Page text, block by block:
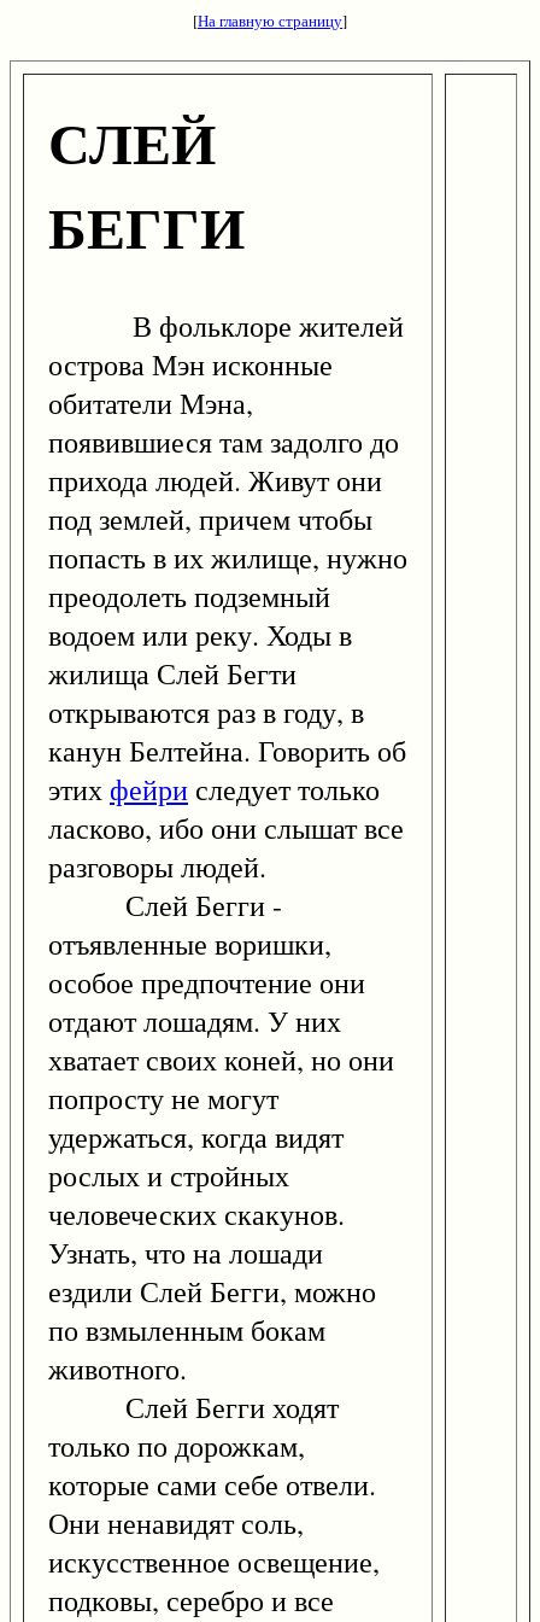
[На главную страницу]
СЛЕЙ
БЕГГИ
В фольклоре жителей
острова Мэн исконные
обитатели Мэна,
появившиеся там задолго до
прихода людей. Живут они
под землей, причем чтобы
попасть в их жилище, нужно
преодолеть подземный
водоем или реку. Ходы в
жилища Слей Бегти
открываются раз в году, в
канун Белтейна. Говорить об
этихфейри следует только
ласково, ибо они слышат все
разговоры людей.
Слей Бегги -
отъявленные воришки,
особое предпочтение они
отдают лошадям. У них
хватает своих коней, но они
попросту не могут
удержаться, когда видят
рослых и стройных
человеческих скакунов.
Узнать, что на лошади
ездили Слей Бегги, можно
по взмыленным бокам
животного.
Слей Бегги ходят
только по дорожкам,
которые сами себе отвели.
Они ненавидят соль,
искусственное освещение,
подковы, серебро и все